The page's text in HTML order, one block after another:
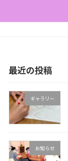
最近の投稿
ギャラリー
お知らせ